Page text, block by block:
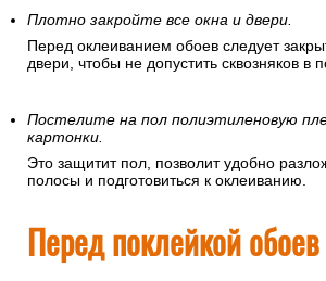
Рекомендуется провести полную уборку
очистить его от пыли. Частички пыли
навредить здоровью, осесть на клее и
Плотно закройте все окна и двери.
Перед оклеиванием обоев следует
двери, чтобы не допустить сквозняков в
Постелите на пол полиэтиленовую
картонки.